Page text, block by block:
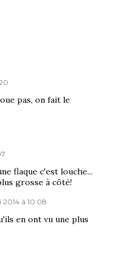
pas, on fait le
flaque c'est louche...
grosse à côté!
2014 à 10:08
en ont vu une plus